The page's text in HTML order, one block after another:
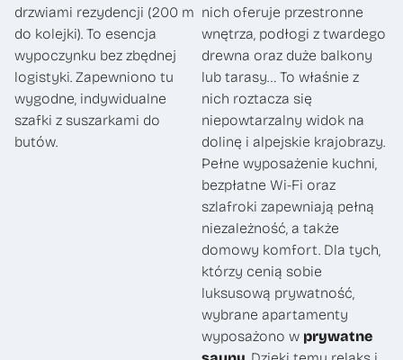
drzwiami rezydencji (200 m
do kolejki). To esencja
wypoczynku bez zbędnej
logistyki. Zapewniono tu
wygodne, indywidualne
szafki z suszarkami do
butów.
nich oferuje przestronne
wnętrza, podłogi z twardego
drewna oraz duże balkony
lub tarasy… To właśnie z
nich roztacza się
niepowtarzalny widok na
dolinę i alpejskie krajobrazy.
Pełne wyposażenie kuchni,
bezpłatne Wi-Fi oraz
szlafroki zapewniają pełną
niezależność, a także
domowy komfort. Dla tych,
którzy cenią sobie
luksusową prywatność,
wybrane apartamenty
wyposażono w prywatne